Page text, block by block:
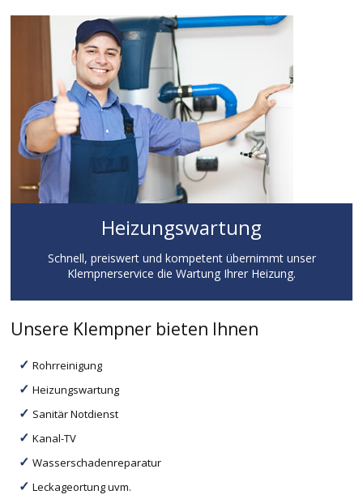
Heizungswartung
Schnell, preiswert und kompetent übernimmt unser
Klempnerservice die Wartung Ihrer Heizung.
Unsere Klempner bieten Ihnen
Rohrreinigung
Heizungswartung
Sanitär Notdienst
Kanal-TV
Wasserschadenreparatur
Leckageortung uvm.